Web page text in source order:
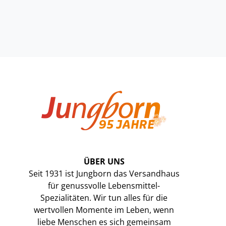
ÜBER UNS
Seit 1931 ist Jungborn das Versandhaus
für genussvolle Lebensmittel-
Spezialitäten. Wir tun alles für die
wertvollen Momente im Leben, wenn
liebe Menschen es sich gemeinsam